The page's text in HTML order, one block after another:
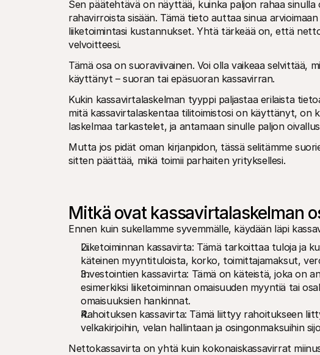
Sen päätehtävä on näyttää, kuinka paljon rahaa
rahavirroista sisään. Tämä tieto auttaa sinua
liiketoimintasi kustannukset. Yhtä tärkeää on, että
velvoitteesi.
Tämä osa on suoraviivainen. Voi olla vaikeaa selvittää,
käyttänyt – suoran tai epäsuoran kassavirran.
Kukin kassavirtalaskelman tyyppi paljastaa erilaista
mitä kassavirtalaskentaa tilitoimistosi on käyttänyt, on
laskelmaa tarkastelet, ja antamaan sinulle paljon
Mutta jos pidät oman kirjanpidon, tässä selitämme
sitten päättää, mikä toimii parhaiten yrityksellesi.
Mitkä ovat kassavirtalaskelman
Ennen kuin sukellamme syvemmälle, käydään läpi
Liiketoiminnan kassavirta: Tämä tarkoittaa tuloja ja
käteinen myyntituloista, korko, toimittajamaksut,
Investointien kassavirta: Tämä on käteistä, joka on
esimerkiksi liiketoiminnan omaisuuden myyntiä tai
omaisuuksien hankinnat.
Rahoituksen kassavirta: Tämä liittyy rahoitukseen
velkakirjoihin, velan hallintaan ja osingonmaksuihin
Nettokassavirta on yhtä kuin kokonaiskassavirrat